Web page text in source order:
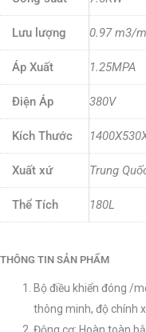
Lưu lượng 0.97 m3/
Áp Xuất 1.25MPA
Điện Áp 380V
Kích Thước
Xuất xứ Trung
Thể Tích 180L
THÔNG TIN SẢN PHẨM
Bộ điều khiển đóng /
thông minh, độ chính